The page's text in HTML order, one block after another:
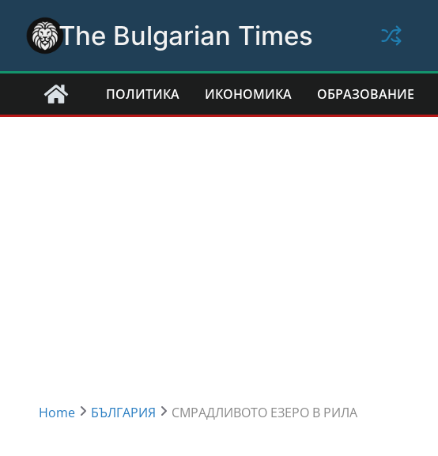
content
The Bulgarian Times
ПОЛИТИКА ИКОНОМИКА ОБРАЗОВАНИЕ
Home БЪЛГАРИЯ СМРАДЛИВОТО ЕЗЕРО В РИЛА